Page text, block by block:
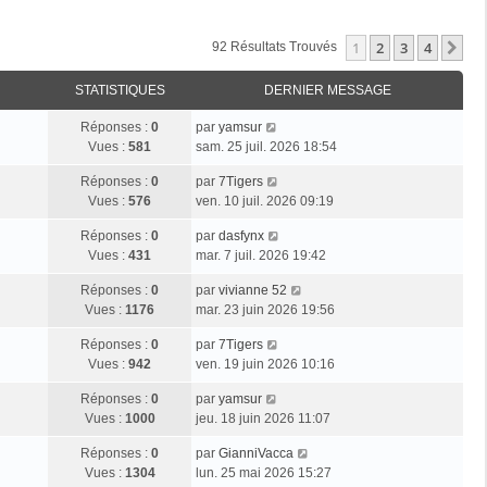
92 Résultats Trouvés 1 2 3 4
STATISTIQUES DERNIER MESSAGE
Réponses : 0
Vues : 581
par yamsur
sam. 25 juil. 2026 18:54
Réponses : 0
Vues : 576
par 7Tigers
ven. 10 juil. 2026 09:19
Réponses : 0
Vues : 431
par dasfynx
mar. 7 juil. 2026 19:42
Réponses : 0
Vues : 1176
par vivianne 52
mar. 23 juin 2026 19:56
Réponses : 0
Vues : 942
par 7Tigers
ven. 19 juin 2026 10:16
Réponses : 0
Vues : 1000
par yamsur
jeu. 18 juin 2026 11:07
Réponses : 0
Vues : 1304
par GianniVacca
lun. 25 mai 2026 15:27